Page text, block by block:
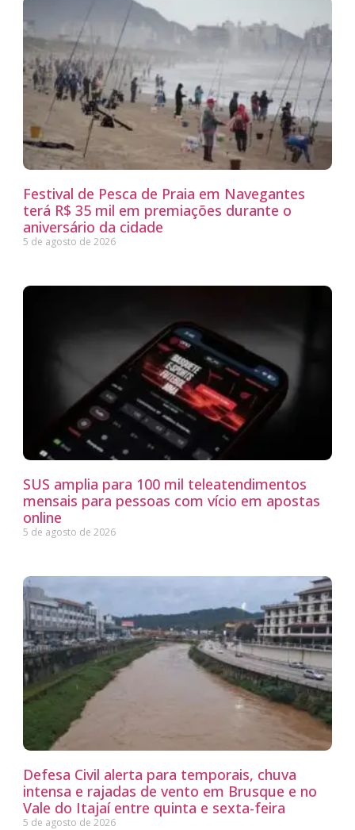
Festival de Pesca de Praia em Navegantes
terá R$ 35 mil em premiações durante o
aniversário da cidade
5 de agosto de 2026
SUS amplia para 100 mil teleatendimentos
mensais para pessoas com vício em apostas
online
5 de agosto de 2026
Defesa Civil alerta para temporais, chuva
intensa e rajadas de vento em Brusque e no
Vale do Itajaí entre quinta e sexta-feira
5 de agosto de 2026